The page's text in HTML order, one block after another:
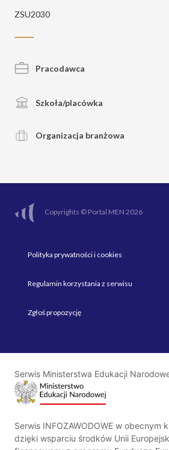
ZSU2030
Pracodawca
Szkoła/placówka
Organizacja branżowa
Copyrights © Portal MEN 2026
Polityka prywatności i cookies
Regulamin korzystania z serwisu
Zgłoś propozycję
Serwis Ministerstwa Edukacji
Serwis INFOZAWODOWE w obecnym
dzięki wsparciu środków Unii